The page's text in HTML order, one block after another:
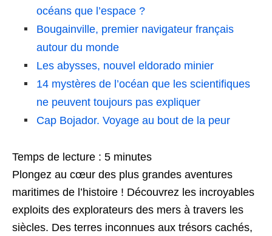
océans que l’espace ?
Bougainville, premier navigateur français
autour du monde
Les abysses, nouvel eldorado minier
14 mystères de l’océan que les scientifiques
ne peuvent toujours pas expliquer
Cap Bojador. Voyage au bout de la peur
Temps de lecture : 5 minutes
Plongez au cœur des plus grandes aventures
maritimes de l’histoire ! Découvrez les incroyables
exploits des explorateurs des mers à travers les
siècles. Des terres inconnues aux trésors cachés,